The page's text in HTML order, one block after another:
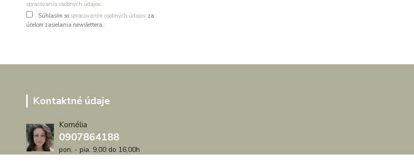
spracovania osobných údajov.
Súhlasím so spracovaním osobných údajov za
účelom zasielania newslettera.
Kontaktné údaje
Kornélia
0907864188
pon. - pia. 9,00 do 16,00h